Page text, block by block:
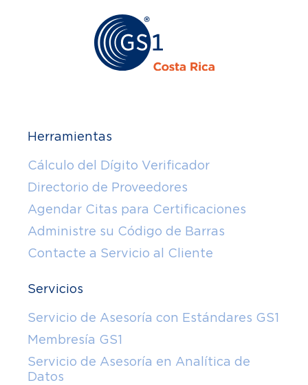
Herramientas
Cálculo del Dígito Verificador
Directorio de Proveedores
Agendar Citas para Certificaciones
Administre su Código de Barras
Contacte a Servicio al Cliente
Servicios
Servicio de Asesoría con Estándares GS1
Membresía GS1
Servicio de Asesoría en Analítica de
Datos